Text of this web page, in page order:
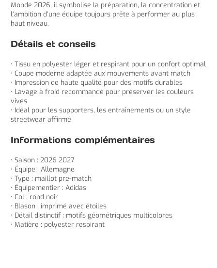
Monde 2026, il symbolise la préparation, la concentration et
l’ambition d’une équipe toujours prête à performer au plus
haut niveau.
Détails et conseils
• Tissu en polyester léger et respirant pour un confort optimal
• Coupe moderne adaptée aux mouvements avant match
• Impression de haute qualité pour des motifs durables
• Lavage à froid recommandé pour préserver les couleurs
vives
• Idéal pour les supporters, les entraînements ou un style
streetwear affirmé
Informations complémentaires
• Saison : 2026 2027
• Équipe : Allemagne
• Type : maillot pre-match
• Équipementier : Adidas
• Col : rond noir
• Blason : imprimé avec étoiles
• Détail distinctif : motifs géométriques multicolores
• Matière : polyester respirant